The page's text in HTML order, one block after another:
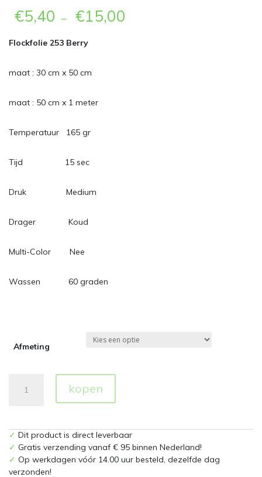
€5,40 – €15,00
Flockfolie 253 Berry
maat : 30 cm x 50 cm
maat : 50 cm x 1 meter
Temperatuur 165 gr
Tijd 15 sec
Druk Medium
Drager Koud
Multi-Color Nee
Wassen 60 graden
Afmeting
kopen
✓ Dit product is direct leverbaar
✓ Gratis verzending vanaf € 95 binnen Nederland!
✓ Op werkdagen vóór 14.00 uur besteld, dezelfde dag
verzonden!